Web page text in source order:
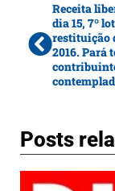
Receita
dia 15, 7º
restituição
2016. Pará
Posts